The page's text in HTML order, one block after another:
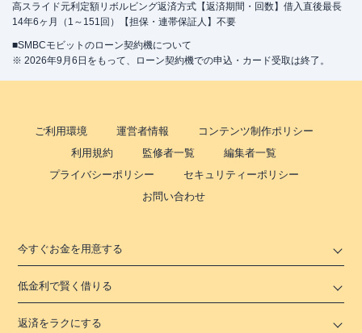
高スライド元利定額リボルビング返済方式【返済期間・回数】借入直後最長
14年6ヶ月（1～151回）【担保・連帯保証人】不要
■SMBCモビットのローン契約機について
※ 2026年9月6日をもって、ローン契約機での申込・カード受取は終了。
ご利用環境 運営者情報
コンテンツ制作ポリシー
利用規約
監修者一覧
編集者一覧
プライバシーポリシー
セキュリティーポリシー
お問い合わせ
今すぐお金を用意する
低金利で賢く借りる
返済をラクにする